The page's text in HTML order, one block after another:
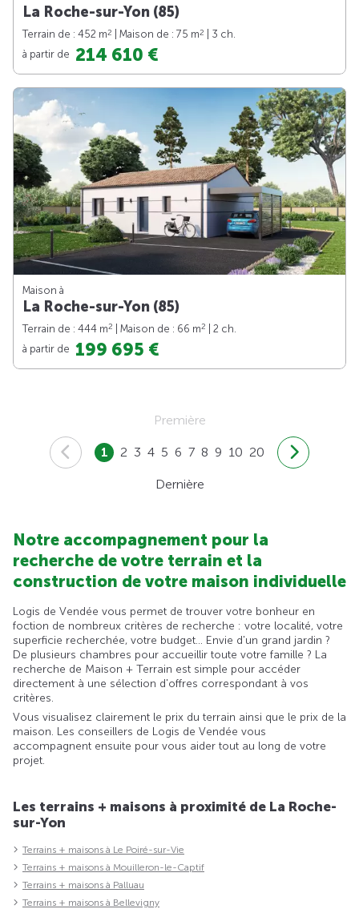
La Roche-sur-Yon (85)
Terrain de : 452 m2 | Maison de : 75 m2
| 3 ch.
à partir de 214 610 €
Maison à
La Roche-sur-Yon (85)
Terrain de : 444 m2 | Maison de : 66 m2
| 2 ch.
à partir de 199 695 €
Première
1 2 3 4 5 6 7 8 9 10 20
Dernière
Notre accompagnement pour la
recherche de votre terrain et la
construction de votre maison individuelle
Logis de Vendée vous permet de trouver votre bonheur en
foction de nombreux critères de recherche : votre localité, votre
superficie recherchée, votre budget... Envie d'un grand jardin ?
De plusieurs chambres pour accueillir toute votre famille ? La
recherche de Maison + Terrain est simple pour accéder
directement à une sélection d'offres correspondant à vos
critères.
Vous visualisez clairement le prix du terrain ainsi que le prix de la
maison. Les conseillers de Logis de Vendée vous
accompagnent ensuite pour vous aider tout au long de votre
projet.
Les terrains + maisons à proximité de La Roche-
sur-Yon
Terrains + maisons à Le Poiré-sur-Vie
Terrains + maisons à Mouilleron-le-Captif
Terrains + maisons à Palluau
Terrains + maisons à Bellevigny